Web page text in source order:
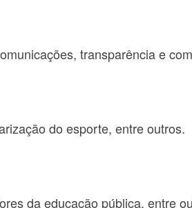
transparência e
do esporte, entre outros.
da educação pública, entre